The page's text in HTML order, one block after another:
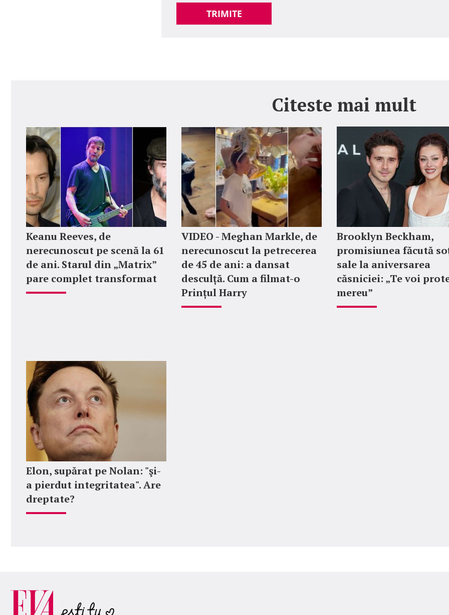
TRIMITE
Citeste mai mult
Keanu Reeves, de
nerecunoscut pe scenă la 61
de ani. Starul din „Matrix”
pare complet transformat
VIDEO - Meghan Markle, de
nerecunoscut la petrecerea
de 45 de ani: a dansat
desculță. Cum a filmat-o
Prințul Harry
Brooklyn Beckham,
promisiunea făcută
sale la aniversarea
căsniciei: „Te voi
mereu”
Elon, supărat pe Nolan: "şi-
a pierdut integritatea". Are
dreptate?